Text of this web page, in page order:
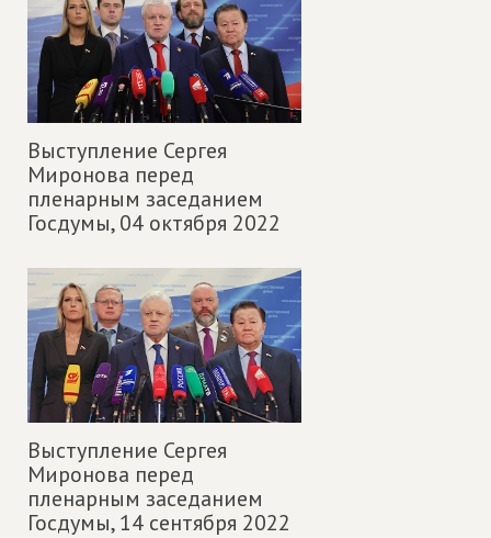
Выступление Сергея
Миронова перед
пленарным заседанием
Госдумы,04 октября 2022
Выступление Сергея
Миронова перед
пленарным заседанием
Госдумы,14 сентября 2022